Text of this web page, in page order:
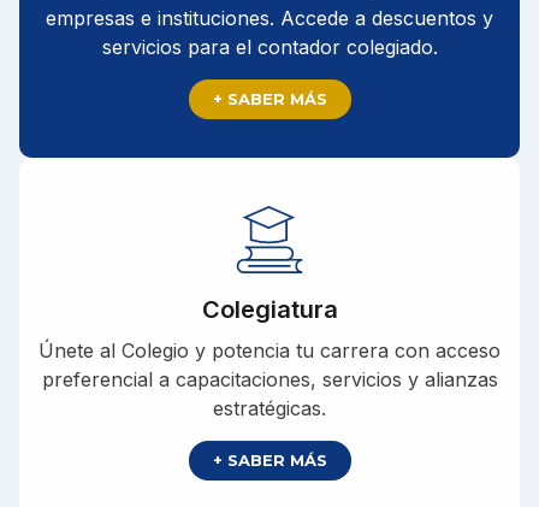
empresas e instituciones. Accede a descuentos y
servicios para el contador colegiado.
+ SABER MÁS
Colegiatura
Únete al Colegio y potencia tu carrera con acceso
preferencial a capacitaciones, servicios y alianzas
estratégicas.
+ SABER MÁS